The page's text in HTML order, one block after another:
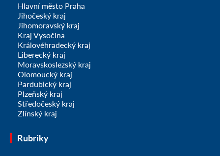
Hlavní město Praha
Jihočeský kraj
Jihomoravský kraj
Kraj Vysočina
Královéhradecký kraj
Liberecký kraj
Moravskoslezský kraj
Olomoucký kraj
Pardubický kraj
Plzeňský kraj
Středočeský kraj
Zlínský kraj
Rubriky